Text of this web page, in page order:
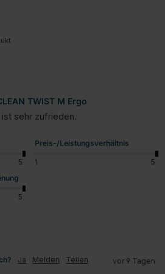
TWIST M Ergo
sehr zufrieden.
5
Preis-/Leistungsverhältnis
1
5
5
Ja Melden Teilen vor 9 Tagen